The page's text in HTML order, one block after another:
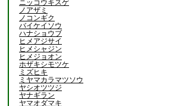
ニッコウキスゲ
ノアザミ
ノコンギク
バイケイソウ
ハナショウブ
ヒメアジサイ
ヒメシャジン
ヒメジョオン
ホザキシモツケ
ミズヒキ
ミヤマカラマツソウ
ヤシオツツジ
ヤナギラン
ヤマオダマキ